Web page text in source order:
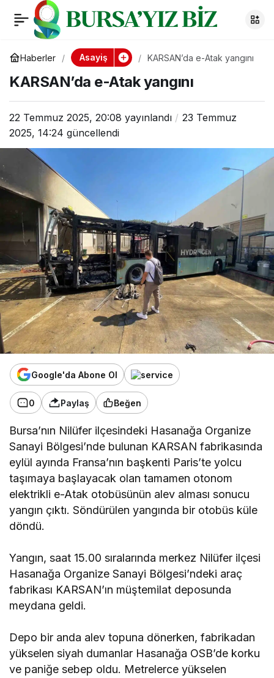
Haberler Asayiş KARSAN’da e-Atak yangını
KARSAN’da e-Atak yangını
22 Temmuz 2025, 20:08 yayınlandı
23 Temmuz
2025, 14:24 güncellendi
Google'da Abone Ol
0 Paylaş Beğen
Bursa’nın Nilüfer ilçesindeki Hasanağa Organize
Sanayi Bölgesi’nde bulunan KARSAN fabrikasında
eylül ayında Fransa’nın başkenti Paris’te yolcu
taşımaya başlayacak olan tamamen otonom
elektrikli e-Atak otobüsünün alev alması sonucu
yangın çıktı. Söndürülen yangında bir otobüs küle
döndü.
Yangın, saat 15.00 sıralarında merkez Nilüfer ilçesi
Hasanağa Organize Sanayi Bölgesi’ndeki araç
fabrikası KARSAN’ın müştemilat deposunda
meydana geldi.
Depo bir anda alev topuna dönerken, fabrikadan
yükselen siyah dumanlar Hasanağa OSB’de korku
ve paniğe sebep oldu. Metrelerce yükselen
KARSAN’da e-Atak
yangını